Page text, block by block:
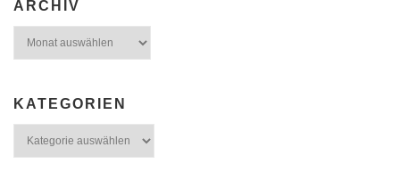
ARCHIV
KATEGORIEN